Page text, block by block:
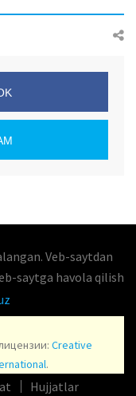
Veb-saytdan
saytga havola qilish
Creative
.
Hujjatlar